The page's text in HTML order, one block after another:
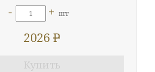
- + шт
2026 P
Купить